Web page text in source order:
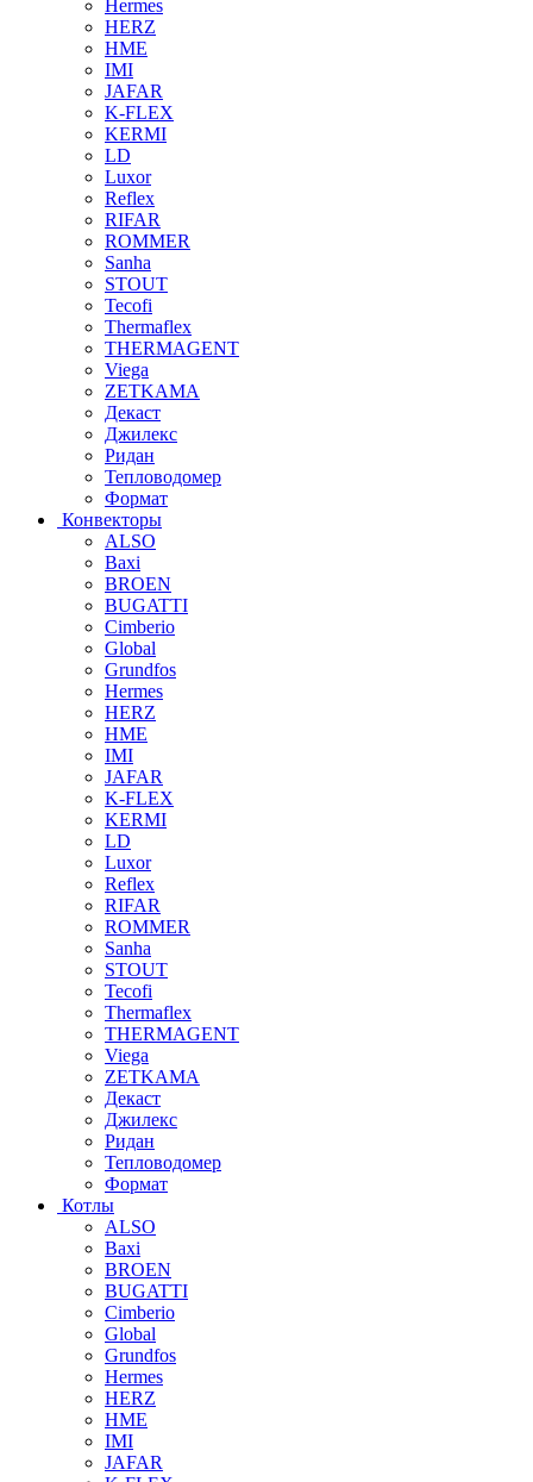
Hermes
HERZ
HME
IMI
JAFAR
K-FLEX
KERMI
LD
Luxor
Reflex
RIFAR
ROMMER
Sanha
STOUT
Tecofi
Thermaflex
THERMAGENT
Viega
ZETKAMA
Декаст
Джилекс
Ридан
Тепловодомер
Формат
Конвекторы
ALSO
Baxi
BROEN
BUGATTI
Cimberio
Global
Grundfos
Hermes
HERZ
HME
IMI
JAFAR
K-FLEX
KERMI
LD
Luxor
Reflex
RIFAR
ROMMER
Sanha
STOUT
Tecofi
Thermaflex
THERMAGENT
Viega
ZETKAMA
Декаст
Джилекс
Ридан
Тепловодомер
Формат
Котлы
ALSO
Baxi
BROEN
BUGATTI
Cimberio
Global
Grundfos
Hermes
HERZ
HME
IMI
JAFAR